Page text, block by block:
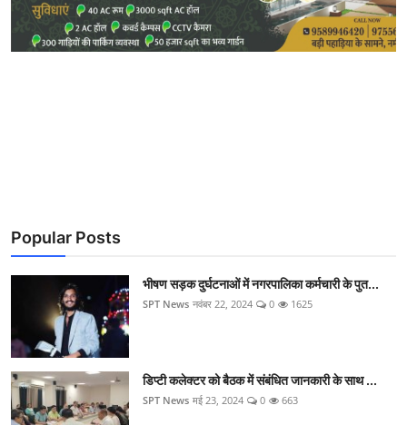
Popular Posts
भीषण सड़क दुर्घटनाओं में नगरपालिका कर्मचारी के पुत...
SPT News नवंबर 22, 2024 0 1625
डिप्टी कलेक्टर को बैठक में संबंधित जानकारी के साथ ...
SPT News मई 23, 2024 0 663